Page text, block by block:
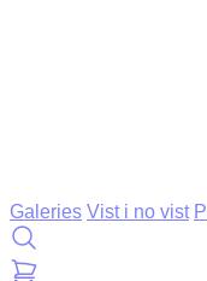
Galeries Vist i no vist